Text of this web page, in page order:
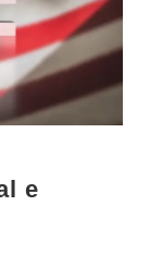
e